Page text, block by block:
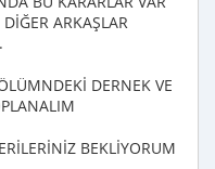
ARKAŞLAR
DERNEK VE
BEKLİYORUM